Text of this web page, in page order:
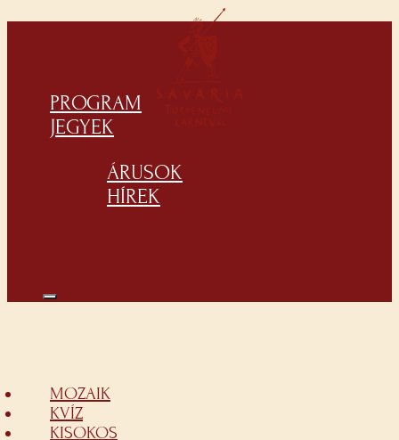
PROGRAM
JEGYEK
ÁRUSOK
HÍREK
MOZAIK
KVÍZ
KISOKOS